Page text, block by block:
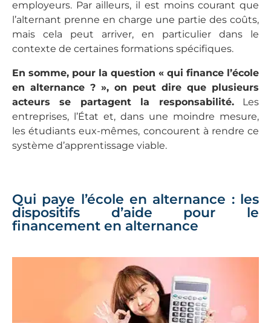
employeurs. Par ailleurs, il est moins courant que
l’alternant prenne en charge une partie des coûts,
mais cela peut arriver, en particulier dans le
contexte de certaines formations spécifiques.
En somme, pour la question « qui finance l’école
en alternance ? », on peut dire que plusieurs
acteurs se partagent la responsabilité.Les
entreprises, l’État et, dans une moindre mesure,
les étudiants eux-mêmes, concourent à rendre ce
système d’apprentissage viable.
Qui paye l’école en alternance : les
dispositifs d’aide pour le
financement en alternance